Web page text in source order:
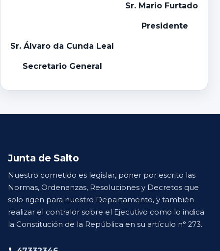
Sr. Mario Furtado
Presidente
Sr. Álvaro da Cunda Leal
Secretario General
Junta de Salto
Nuestro cometido es legislar, poner por escrito las
Normas, Ordenanzas, Resoluciones y Decretos que
solo rigen para nuestro Departamento, y también
realizar el contralor sobre el Ejecutivo como lo indica
la Constitución de la República en su artículo n° 273.